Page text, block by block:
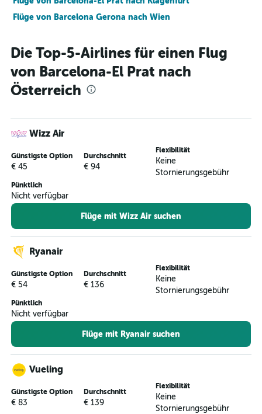
Flüge von Barcelona Gerona nach Wien
Die Top-5-Airlines für einen Flug
von Barcelona-El Prat nach
Österreich
Wizz Air
Günstigste Option
€ 45
Durchschnitt
€ 94
Flexibilität
Keine
Stornierungsgebühr
Pünktlich
Nicht verfügbar
Flüge mit Wizz Air suchen
Ryanair
Günstigste Option
€ 54
Durchschnitt
€ 136
Flexibilität
Keine
Stornierungsgebühr
Pünktlich
Nicht verfügbar
Flüge mit Ryanair suchen
Vueling
Günstigste Option
€ 83
Durchschnitt
€ 139
Flexibilität
Keine
Stornierungsgebühr